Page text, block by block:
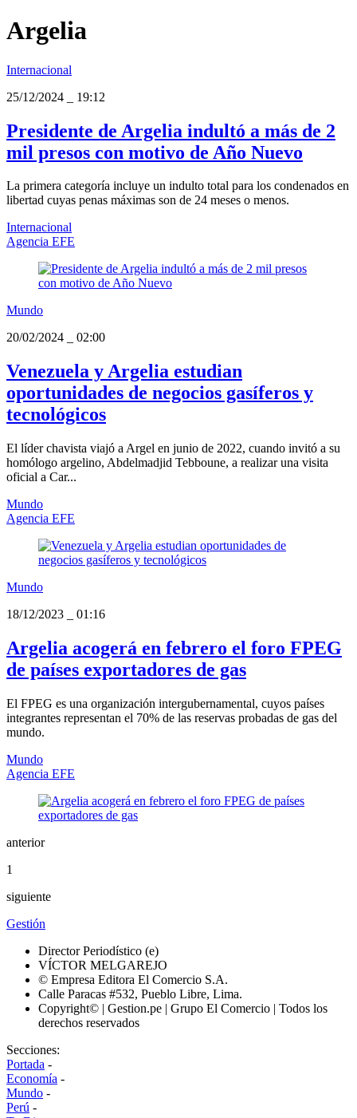
Argelia
Internacional
25/12/2024
19:12
Presidente de Argelia indultó a más de 2
mil presos con motivo de Año Nuevo
La primera categoría incluye un indulto total para los condenados en
libertad cuyas penas máximas son de 24 meses o menos.
Internacional
Agencia EFE
Mundo
20/02/2024
02:00
Venezuela y Argelia estudian
oportunidades de negocios gasíferos y
tecnológicos
El líder chavista viajó a Argel en junio de 2022, cuando invitó a su
homólogo argelino, Abdelmadjid Tebboune, a realizar una visita
oficial a Car...
Mundo
Agencia EFE
Mundo
18/12/2023
01:16
Argelia acogerá en febrero el foro FPEG
de países exportadores de gas
El FPEG es una organización intergubernamental, cuyos países
integrantes representan el 70% de las reservas probadas de gas del
mundo.
Mundo
Agencia EFE
anterior
1
siguiente
Gestión
Director Periodístico (e)
VÍCTOR MELGAREJO
© Empresa Editora El Comercio S.A.
Calle Paracas #532, Pueblo Libre, Lima.
Copyright© | Gestion.pe | Grupo El Comercio | Todos los
derechos reservados
Secciones:
Portada -
Economía -
Mundo -
Perú -